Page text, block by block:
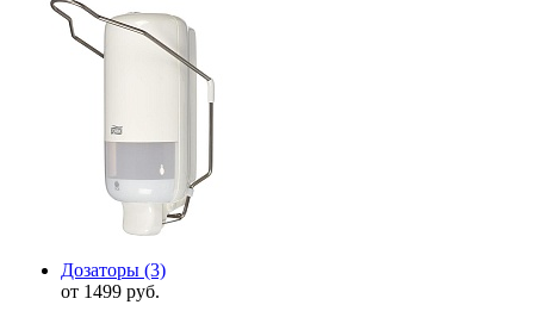
Дозаторы (3)
от 1499 руб.